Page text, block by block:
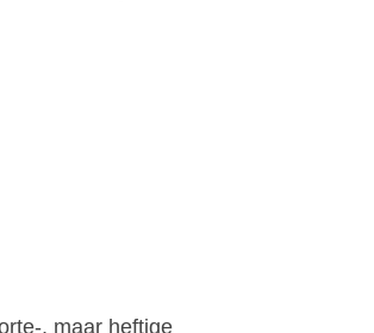
, maar heftige